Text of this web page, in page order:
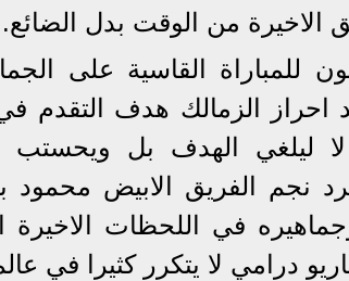
الاخيرة من الوقت بدل الضائع.
للمباراة القاسية على
لا ليلغي الهدف بل ويحستب
نجم الفريق الابيض محمود
في اللحظات
درامي لا يتكرر كثيرا في